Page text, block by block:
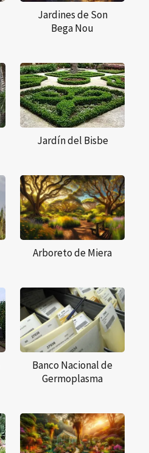
Jardines de Son
Bega Nou
Jardín del Bisbe
Arboreto de Miera
Banco Nacional de
Germoplasma